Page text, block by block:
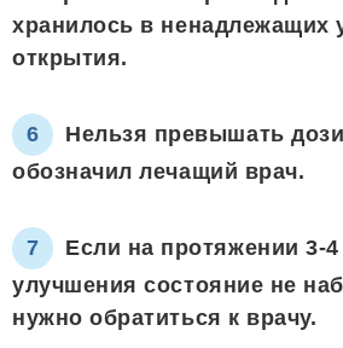
хранилось в ненадлежащих
открытия.
Нельзя превышать
обозначил лечащий врач.
Если на протяжении 3-4
улучшения состояние не
нужно обратиться к врачу.